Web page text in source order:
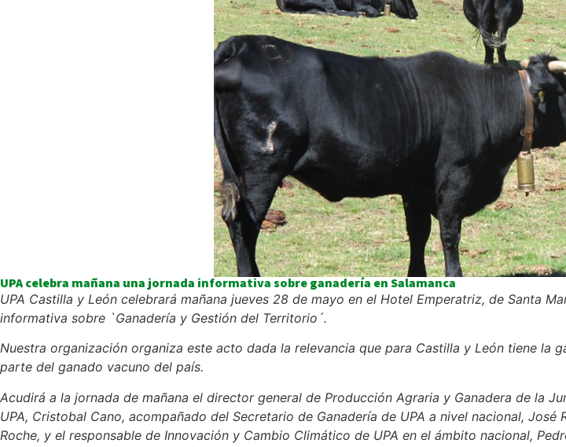
UPA celebra mañana una jornada informativa sobre ganadería en Salamanca
UPA Castilla y León celebrará mañana jueves 28 de mayo en el Hotel Emperatriz, de Santa
informativa sobre `Ganadería y Gestión del Territorio´.
Nuestra organización organiza este acto dada la relevancia que para Castilla y León tiene la
parte del ganado vacuno del país.
Acudirá a la jornada de mañana el director general de Producción Agraria y Ganadera de la
UPA, Cristobal Cano, acompañado del Secretario de Ganadería de UPA a nivel nacional,
Roche, y el responsable de Innovación y Cambio Climático de UPA en el ámbito nacional,